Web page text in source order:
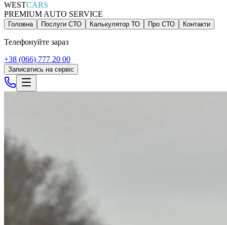
WESTCARS
PREMIUM AUTO SERVICE
Головна Послуги СТО Калькулятор ТО Про СТО Контакти
Телефонуйте зараз
+38 (066) 777 20 00
Записатись на сервіс